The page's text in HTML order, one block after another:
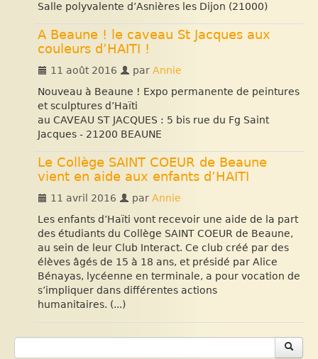
Salle polyvalente d’Asnières les Dijon (21000)
A Beaune ! le caveau St Jacques aux
couleurs d’HAITI !
11 août 2016 par Annie
Nouveau à Beaune ! Expo permanente de peintures
et sculptures d’Haïti
au CAVEAU ST JACQUES : 5 bis rue du Fg Saint
Jacques - 21200 BEAUNE
Le Collège SAINT COEUR de Beaune
vient en aide aux enfants d’HAITI
11 avril 2016 par Annie
Les enfants d’Haïti vont recevoir une aide de la part
des étudiants du Collège SAINT COEUR de Beaune,
au sein de leur Club Interact. Ce club créé par des
élèves âgés de 15 à 18 ans, et présidé par Alice
Bénayas, lycéenne en terminale, a pour vocation de
s’impliquer dans différentes actions
humanitaires. (...)